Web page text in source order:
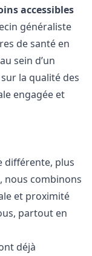
accessibles
généraliste
de santé en
sein d’un
la qualité des
engagée et
différente, plus
nous combinons
et proximité
partout en
déjà